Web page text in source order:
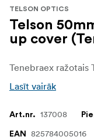
TELSON OPTICS
Telson
up cover
Lasīt vairāk
Art.nr. 137008
EAN 825784005016